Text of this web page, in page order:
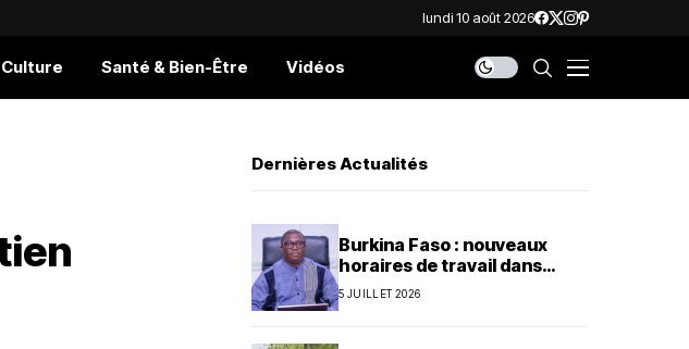
lundi 10 août 2026
Santé & Bien-Être Vidéos
Dernières Actualités
Burkina Faso : nouveaux
horaires de travail dans
l’administration publique
5 JUILLET 2026